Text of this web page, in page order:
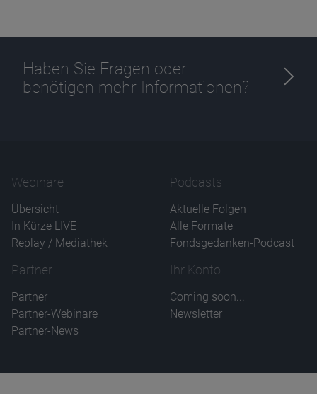
Haben Sie Fragen oder
benötigen mehr Informationen?
Webinare
Übersicht
In Kürze LIVE
Replay / Mediathek
Podcasts
Aktuelle Folgen
Alle Formate
Fondsgedanken-Podcast
Partner
Partner
Partner-Webinare
Partner-News
Ihr Konto
Coming soon...
Newsletter